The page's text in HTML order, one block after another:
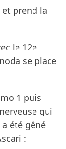
et prend la
le 12e
se place
1 puis
qui
été gêné
: